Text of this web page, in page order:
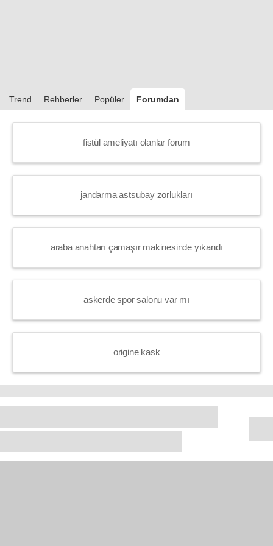
Trend Rehberler Popüler Forumdan
fistül ameliyatı olanlar forum
jandarma astsubay zorlukları
araba anahtarı çamaşır makinesinde yıkandı
askerde spor salonu var mı
origine kask